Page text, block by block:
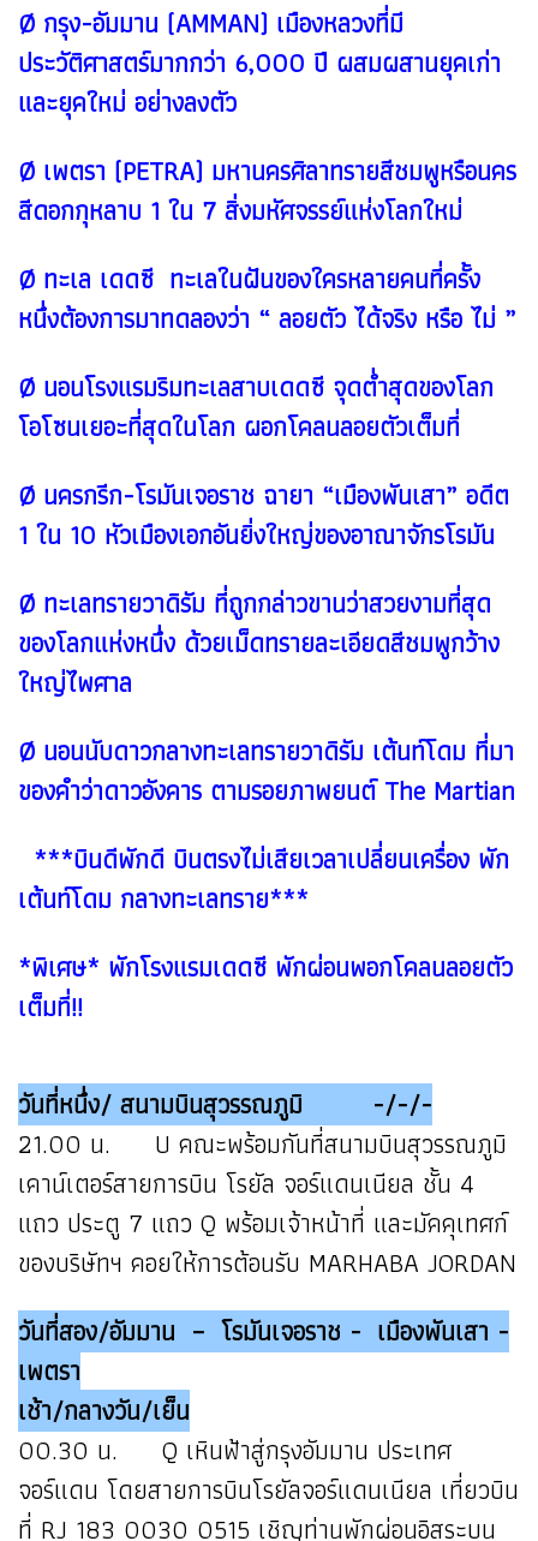
Ø กรุง-อัมมาน (AMMAN) เมืองหลวงที่มี
ประวัติศาสตร์มากกว่า 6,000 ปี ผสมผสานยุคเก่า
และยุคใหม่ อย่างลงตัว
Ø เพตรา (PETRA) มหานครศิลาทรายสีชมพูหรือนคร
สีดอกกุหลาบ 1 ใน 7 สิ่งมหัศจรรย์แห่งโลกใหม่
Ø ทะเล เดดซี ทะเลในฝันของใครหลายคนที่ครั้ง
หนึ่งต้องการมาทดลองว่า “ ลอยตัว ได้จริง หรือ ไม่ ”
Ø นอนโรงแรมริมทะเลสาบเดดซี จุดต่ำสุดของโลก
โอโซนเยอะที่สุดในโลก ผอกโคลนลอยตัวเต็มที่
Ø นครกรีก-โรมันเจอราช ฉายา “เมืองพันเสา” อดีต
1 ใน 10 หัวเมืองเอกอันยิ่งใหญ่ของอาณาจักรโรมัน
Ø ทะเลทรายวาดิรัม ที่ถูกกล่าวขานว่าสวยงามที่สุด
ของโลกแห่งหนึ่ง ด้วยเม็ดทรายละเอียดสีชมพูกว้าง
ใหญ่ไพศาล
Ø นอนนับดาวกลางทะเลทรายวาดิรัม เต้นท์โดม ที่มา
ของคำว่าดาวอังคาร ตามรอยภาพยนต์ The Martian
***บินดีพักดี บินตรงไม่เสียเวลาเปลี่ยนเครื่อง พัก
เต้นท์โดม กลางทะเลทราย***
*พิเศษ* พักโรงแรมเดดซี พักผ่อนพอกโคลนลอยตัว
เต็มที่!!
วันที่หนึ่ง/ สนามบินสุวรรณภูมิ -/-/-
21.00 น. U คณะพร้อมกันที่สนามบินสุวรรณภูมิ
เคาน์เตอร์สายการบิน โรยัล จอร์แดนเนียล ชั้น 4
แถว ประตู 7 แถว Q พร้อมเจ้าหน้าที่ และมัคคุเทศก์
ของบริษัทฯ คอยให้การต้อนรับ MARHABA JORDAN
วันที่สอง/อัมมาน – โรมันเจอราช - เมืองพันเสา -
เพตรา
เช้า/กลางวัน/เย็น
00.30 น. Q เหินฟ้าสู่กรุงอัมมาน ประเทศ
จอร์แดน โดยสายการบินโรยัลจอร์แดนเนียล เที่ยวบิน
ที่ RJ 183 0030 0515 เชิญท่านพักผ่อนอิสระบน